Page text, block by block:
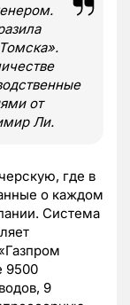
от
Ли.
где в
о каждом
Система
9500
9